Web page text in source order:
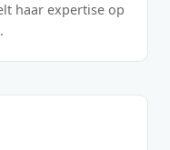
haar expertise op